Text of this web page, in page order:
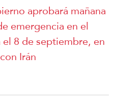
aprobará mañana
emergencia en el
8 de septiembre, en
Irán